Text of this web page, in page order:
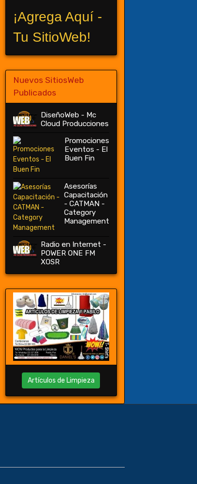
¡Agrega Aquí -
Tu SitioWeb!
Nuevos SitiosWeb
Publicados
DiseñoWeb - Mc
Cloud Producciones
Promociones
Eventos - El
Buen Fin
Asesorías
Capacitación
- CATMAN -
Category
Management
Radio en Internet -
POWER ONE FM
XOSR
Artículos de Limpieza